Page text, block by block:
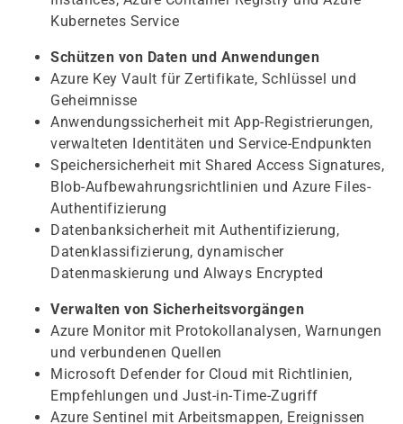
Kubernetes Service
Schützen von Daten und Anwendungen
Azure Key Vault für Zertifikate, Schlüssel und
Geheimnisse
Anwendungssicherheit mit App-Registrierungen,
verwalteten Identitäten und Service-Endpunkten
Speichersicherheit mit Shared Access Signatures,
Blob-Aufbewahrungsrichtlinien und Azure Files-
Authentifizierung
Datenbanksicherheit mit Authentifizierung,
Datenklassifizierung, dynamischer
Datenmaskierung und Always Encrypted
Verwalten von Sicherheitsvorgängen
Azure Monitor mit Protokollanalysen, Warnungen
und verbundenen Quellen
Microsoft Defender for Cloud mit Richtlinien,
Empfehlungen und Just-in-Time-Zugriff
Azure Sentinel mit Arbeitsmappen, Ereignissen